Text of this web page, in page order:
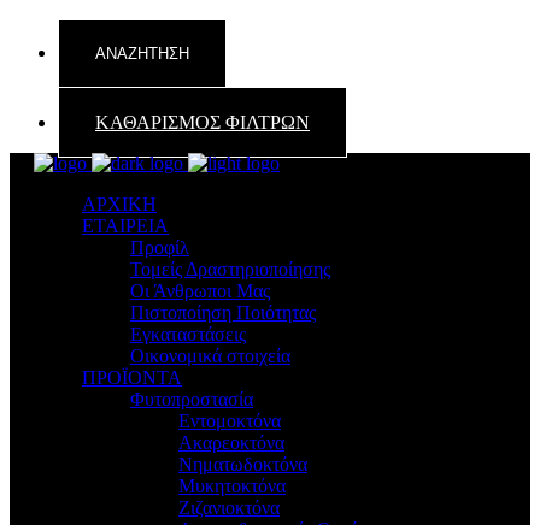
ΚΑΘΑΡΙΣΜΟΣ ΦΙΛΤΡΩΝ
ΑΡΧΙΚΗ
ΕΤΑΙΡΕΙΑ
Προφίλ
Τομείς Δραστηριοποίησης
Οι Άνθρωποι Μας
Πιστοποίηση Ποιότητας
Εγκαταστάσεις
Οικονομικά στοιχεία
ΠΡΟΪΟΝΤΑ
Φυτοπροστασία
Εντομοκτόνα
Ακαρεοκτόνα
Νηματωδοκτόνα
Μυκητοκτόνα
Ζιζανιοκτόνα